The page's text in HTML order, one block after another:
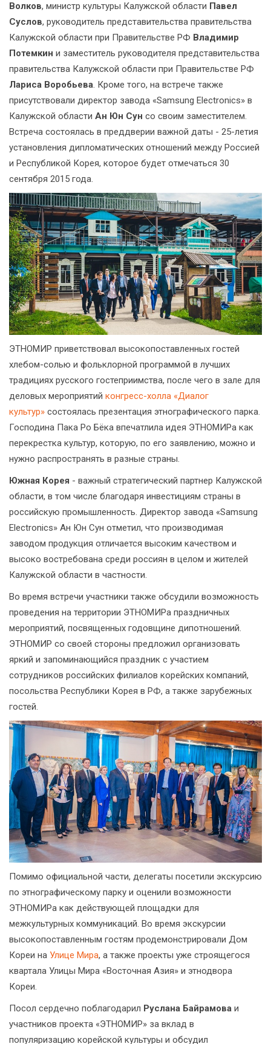
Волков, министр культуры Калужской области Павел
Суслов, руководитель представительства правительства
Калужской области при Правительстве РФ Владимир
Потемкин и заместитель руководителя представительства
правительства Калужской области при Правительстве РФ
Лариса Воробьева. Кроме того, на встрече также
присутствовали директор завода «Samsung Electronics» в
Калужской области Ан Юн Сун со своим заместителем.
Встреча состоялась в преддверии важной даты - 25-летия
установления дипломатических отношений между Россией
и Республикой Корея, которое будет отмечаться 30
сентября 2015 года.
ЭТНОМИР приветствовал высокопоставленных гостей
хлебом-солью и фольклорной программой в лучших
традициях русского гостеприимства, после чего в зале для
деловых мероприятий конгресс-холла «Диалог
культур» состоялась презентация этнографического парка.
Господина Пака Ро Бёка впечатлила идея ЭТНОМИРа как
перекрестка культур, которую, по его заявлению, можно и
нужно распространять в разные страны.
Южная Корея - важный стратегический партнер Калужской
области, в том числе благодаря инвестициям страны в
российскую промышленность. Директор завода «Samsung
Electronics» Ан Юн Сун отметил, что производимая
заводом продукция отличается высоким качеством и
высоко востребована среди россиян в целом и жителей
Калужской области в частности.
Во время встречи участники также обсудили возможность
проведения на территории ЭТНОМИРа праздничных
мероприятий, посвященных годовщине дипотношений.
ЭТНОМИР со своей стороны предложил организовать
яркий и запоминающийся праздник с участием
сотрудников российских филиалов корейских компаний,
посольства Республики Корея в РФ, а также зарубежных
гостей.
Помимо официальной части, делегаты посетили экскурсию
по этнографическому парку и оценили возможности
ЭТНОМИРа как действующей площадки для
межкультурных коммуникаций. Во время экскурсии
высокопоставленным гостям продемонстрировали Дом
Кореи на Улице Мира, а также проекты уже строящегося
квартала Улицы Мира «Восточная Азия» и этнодвора
Кореи.
Посол сердечно поблагодарил Руслана Байрамова и
участников проекта «ЭТНОМИР» за вклад в
популяризацию корейской культуры и обсудил